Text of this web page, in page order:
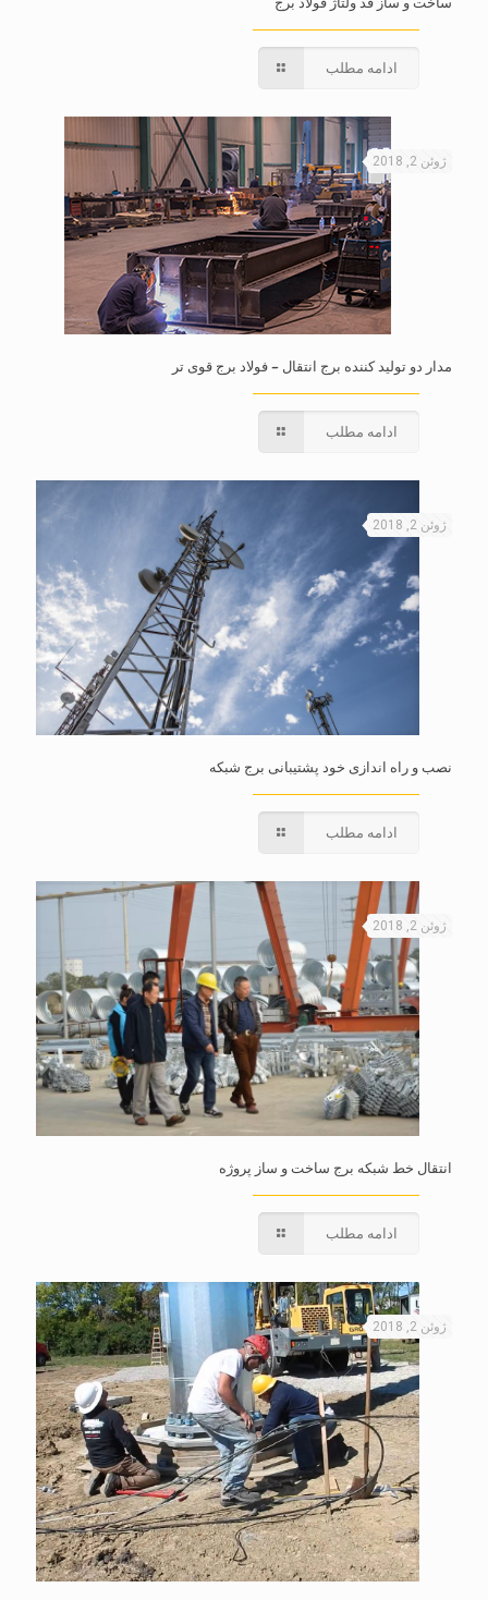
ادامه مطلب
ژوئن 2, 2018
مدار دو تولید کننده برج انتقال – فولاد برج قوی تر
ادامه مطلب
ژوئن 2, 2018
نصب و راه اندازی خود پشتیبانی برج شبکه
ادامه مطلب
ژوئن 2, 2018
انتقال خط شبکه برج ساخت و ساز پروژه
ادامه مطلب
ژوئن 2, 2018